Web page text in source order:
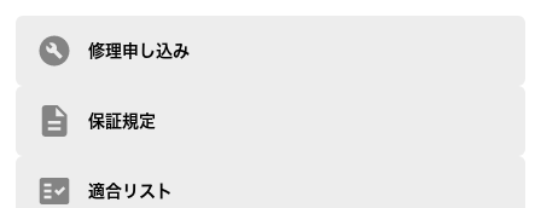
修理申し込み
保証規定
適合リスト